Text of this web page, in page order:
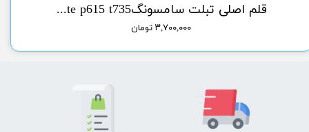
قلم اصلی تبلت سامسونگorg pen tab sam s6 lite p615 t735
۳,۷۰۰,۰۰۰ تومان